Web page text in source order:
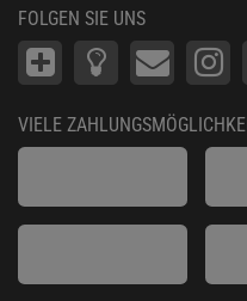
FOLGEN SIE UNS
VIELE